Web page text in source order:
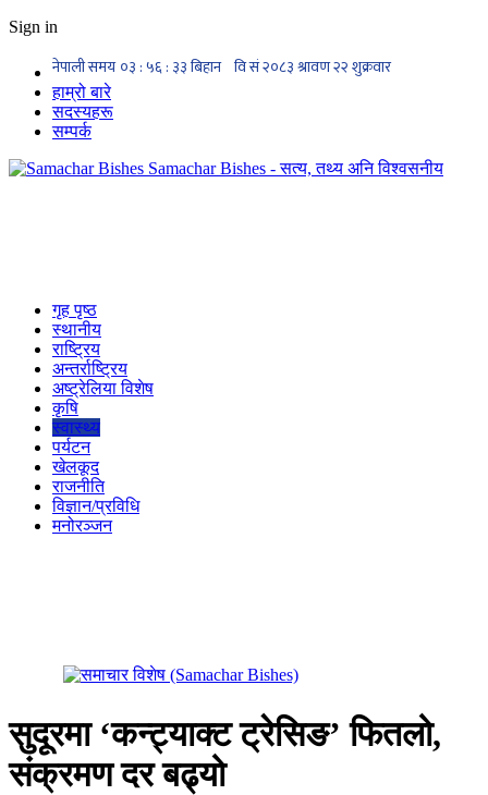
Sign in
हाम्रो बारे
सदस्यहरू
सम्पर्क
Samachar Bishes - सत्य, तथ्य अनि विश्वसनीय
गृह पृष्ठ
स्थानीय
राष्ट्रिय
अन्तर्राष्ट्रिय
अष्ट्रेलिया विशेष
कृषि
स्वास्थ्य
पर्यटन
खेलकूद
राजनीति
विज्ञान/प्रविधि
मनोरञ्जन
सुदूरमा ‘कन्ट्याक्ट ट्रेसिङ’ फितलो,
संक्रमण दर बढ्यो